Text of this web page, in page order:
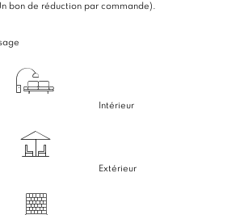
bon de réduction par commande).
Intérieur
Extérieur